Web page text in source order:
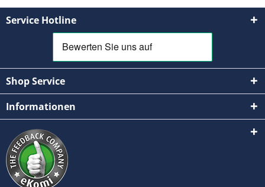
Service Hotline
Shop Service
Informationen